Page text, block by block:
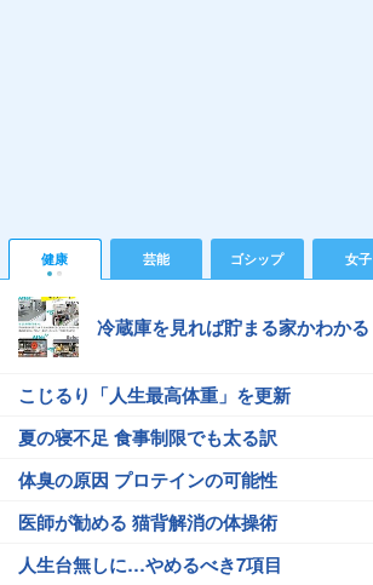
健康 芸能 ゴシップ 女子
冷蔵庫を見れば貯まる家かわかる
こじるり「人生最高体重」を更新
夏の寝不足 食事制限でも太る訳
体臭の原因 プロテインの可能性
医師が勧める 猫背解消の体操術
人生台無しに…やめるべき7項目